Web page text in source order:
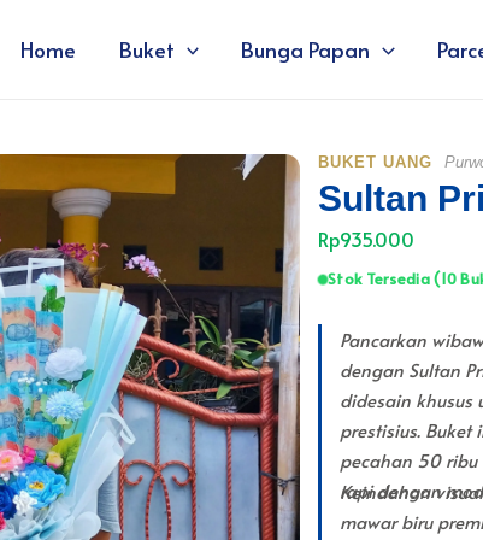
Home Buket Bunga Papan
BUKET UANG
Sultan
Rp935.000
Stok Tersedia (10
Pancarkan
dengan Sultan
didesain khusus
prestisius.
pecahan 50
rapi dengan
Keindahan
mawar biru